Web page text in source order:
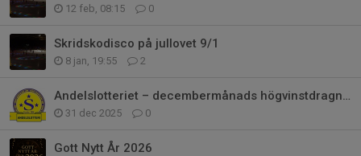
12 feb, 08:15 0
Skridskodisco på jullovet 9/1
8 jan, 19:55 2
Andelslotteriet – decembermånads högvinstdragning! ☀️🎉
31 dec 2025 0
Gott Nytt År 2026